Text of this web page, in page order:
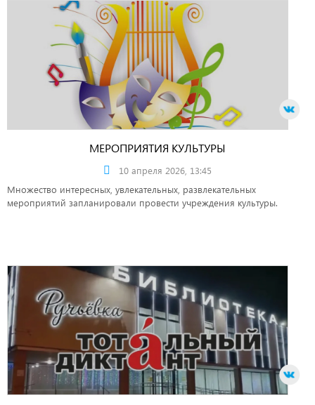
МЕРОПРИЯТИЯ КУЛЬТУРЫ
10 апреля 2026, 13:45
Множество интересных, увлекательных, развлекательных
мероприятий запланировали провести учреждения культуры.